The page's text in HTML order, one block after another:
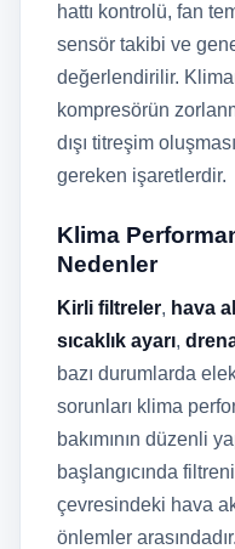
hattı kontrolü, fan
sensör takibi ve
değerlendirilir.
kompresörün
dışı titreşim
gereken işaretlerdir.
Klima
Nedenler
Kirli filtreler, hava
sıcaklık ayarı,
bazı durumlarda
sorunları klima
bakımının düzenli
başlangıcında
çevresindeki hava
önlemler